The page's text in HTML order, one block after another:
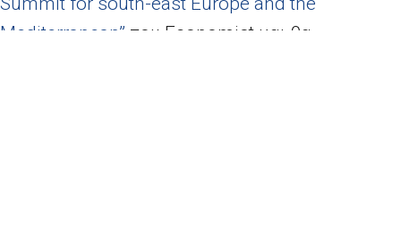
Mediterranean” του Economist και θα